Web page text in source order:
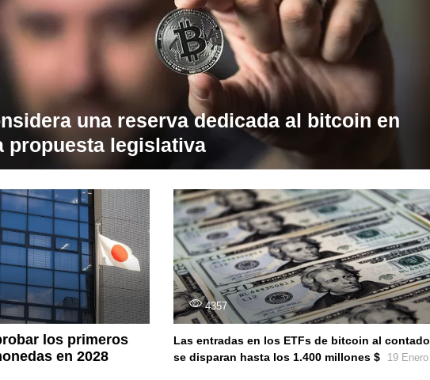
una reserva dedicada al bitcoin en
propuesta legislativa
los primeros
en 2028
4357
Las entradas en los ETFs de bitcoin al contado
se disparan hasta los 1.400 millones $
19 Enero